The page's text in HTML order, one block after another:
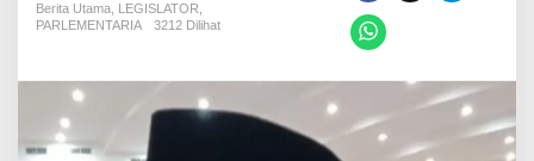
Berita Utama LEGISLATOR
PARLEMENTARIA
3212 Dilihat